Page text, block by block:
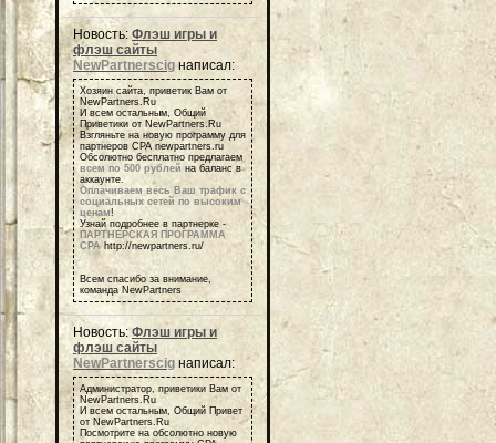
Новость: Флэш игры и
флэш сайты
NewPartnerscig написал:
Хозяин сайта, приветик Вам от
NewPartners.Ru
И всем остальным, Общий
Приветики от NewPartners.Ru
Взгляньте на новую программу для
партнеров СРА newpartners.ru
Обсолютно бесплатно предлагаем
всем по 500 рублей на баланс в
аккаунте.
Оплачиваем весь Ваш трафик с
социальных сетей по высоким
ценам!
Узнай подробнее в партнерке -
ПАРТНЕРСКАЯ ПРОГРАММА
СРА http://newpartners.ru/
Всем спасибо за внимание,
команда NewPartners
Новость: Флэш игры и
флэш сайты
NewPartnerscig написал:
Администратор, приветики Вам от
NewPartners.Ru
И всем остальным, Общий Привет
от NewPartners.Ru
Посмотрите на обсолютно новую